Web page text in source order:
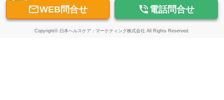
WEB問合せ  電話問合せ
Copyright© 日本ヘルスケア・マーケティング株式会社 All Rights Reserved.